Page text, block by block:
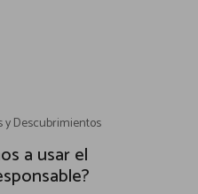
nuevos proyectos es clave
y Descubrimientos
a usar el